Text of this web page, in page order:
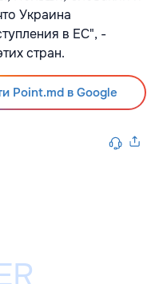
Украина
в ЕС", -
стран.
Point.md в Google